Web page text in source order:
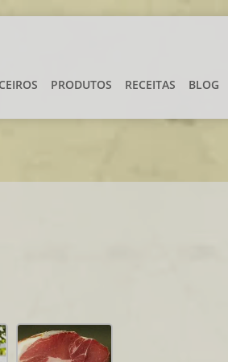
PRODUTOS RECEITAS BLOG